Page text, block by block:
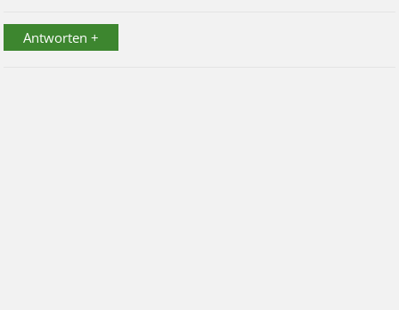
Antworten +